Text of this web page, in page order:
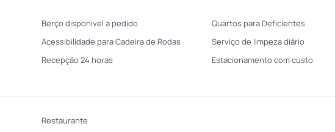
Berço disponivel a pedido Quartos para Deficientes
Acessibilidade para Cadeira de Rodas Serviço de limpeza diário
Recepção 24 horas Estacionamento com custo
Restaurante